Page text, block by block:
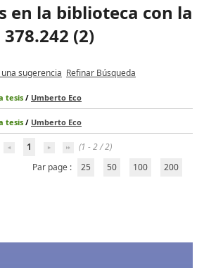
en la biblioteca con la
(2)
sugerencia Refinar Búsqueda
tesis/ Umberto Eco
tesis/ Umberto Eco
1
(1 - 2 / 2)
Par page :
25 50 100 200